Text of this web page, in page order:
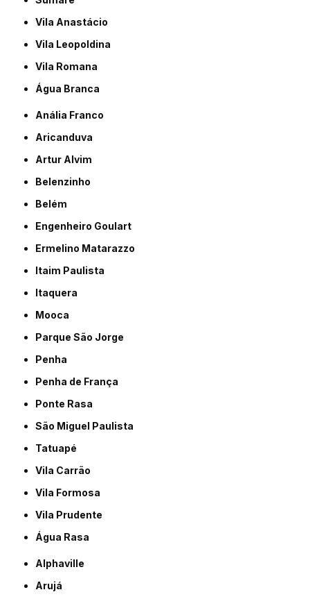
Vila Anastácio
Vila Leopoldina
Vila Romana
Água Branca
Anália Franco
Aricanduva
Artur Alvim
Belenzinho
Belém
Engenheiro Goulart
Ermelino Matarazzo
Itaim Paulista
Itaquera
Mooca
Parque São Jorge
Penha
Penha de França
Ponte Rasa
São Miguel Paulista
Tatuapé
Vila Carrão
Vila Formosa
Vila Prudente
Água Rasa
Alphaville
Arujá